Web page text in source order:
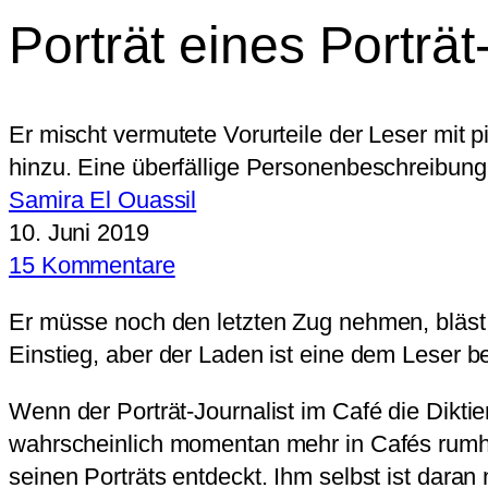
Porträt eines
Er mischt vermutete Vorurteile der Leser mit
hinzu. Eine überfällige
Samira El Ouassil
10. Juni 2019
15 Kommentare
Er müsse noch den letzten Zug nehmen,
Einstieg, aber der Laden ist eine dem Leser
Wenn der Porträt-Journalist im Café die
wahrscheinlich momentan mehr in Cafés
seinen Porträts entdeckt. Ihm selbst ist